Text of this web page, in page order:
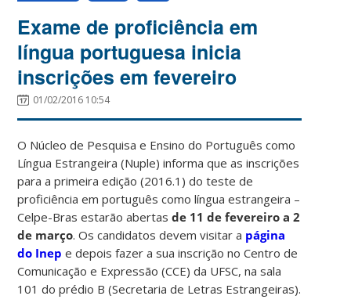
Exame de proficiência em
língua portuguesa inicia
inscrições em fevereiro
01/02/2016 10:54
O Núcleo de Pesquisa e Ensino do Português como
Língua Estrangeira (Nuple) informa que as inscrições
para a primeira edição (2016.1) do teste de
proficiência em português como língua estrangeira –
Celpe-Bras estarão abertasde 11 de fevereiro a 2
de março. Os candidatos devem visitar a página
do Inep e depois fazer a sua inscrição no Centro de
Comunicação e Expressão (CCE) da UFSC, na sala
101 do prédio B (Secretaria de Letras Estrangeiras).